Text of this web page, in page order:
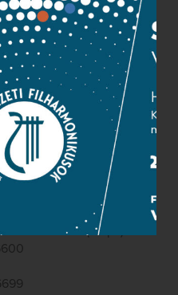
Marcell u. 1. (Müpa)